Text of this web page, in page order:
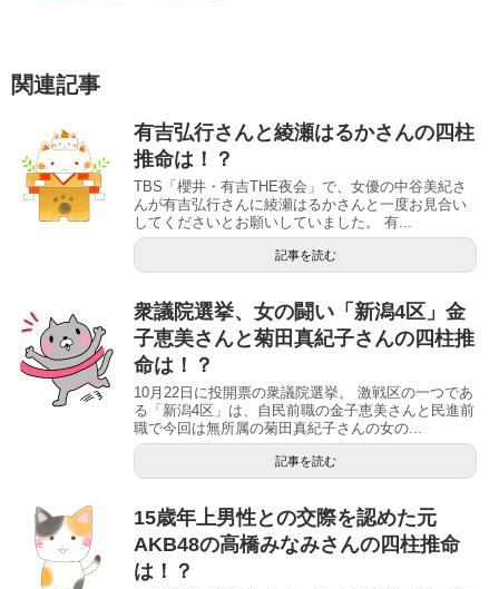
関連記事
有吉弘行さんと綾瀬はるかさんの四柱
推命は！？
TBS「櫻井・有吉THE夜会」で、女優の中谷美紀さ
んが有吉弘行さんに綾瀬はるかさんと一度お見合い
してくださいとお願いしていました。 有...
記事を読む
衆議院選挙、女の闘い「新潟4区」金
子恵美さんと菊田真紀子さんの四柱推
命は！？
10月22日に投開票の衆議院選挙。 激戦区の一つであ
る「新潟4区」は、自民前職の金子恵美さんと民進前
職で今回は無所属の菊田真紀子さんの女の...
記事を読む
15歳年上男性との交際を認めた元
AKB48の高橋みなみさんの四柱推命
は！？